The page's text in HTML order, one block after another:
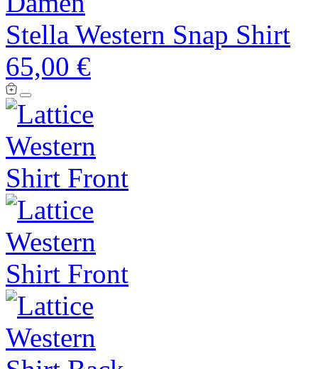
Stella Western Snap Shirt
65,00 €